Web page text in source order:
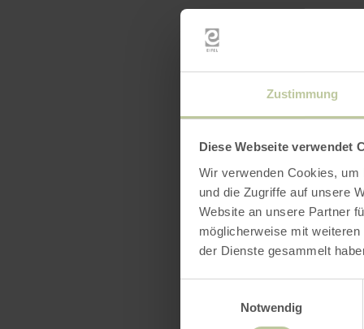
Zustimmung
Diese Webseite verwendet
Wir verwenden Cookies,
und die Zugriffe auf unsere
Website an unsere Partner
möglicherweise mit
der Dienste gesammelt
Notwendig
Dauer: ca.
Teilnehmer
Für alle